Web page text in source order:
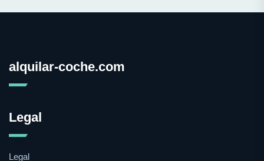
alquilar-coche.com
Legal
Legal